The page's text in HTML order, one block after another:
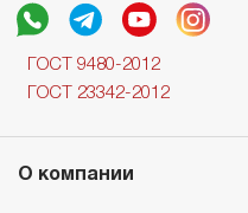
ГОСТ 9480-2012
ГОСТ 23342-2012
О компании